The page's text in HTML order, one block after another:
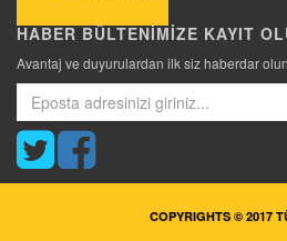
HABER BÜLTENİMİZE KAYIT
Avantaj ve duyurulardan ilk siz haberdar
COPYRIGHTS © 2017